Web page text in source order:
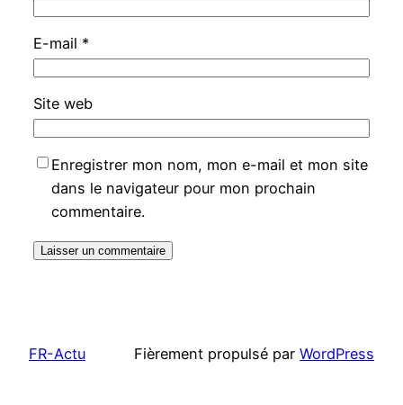
E-mail *
Site web
Enregistrer mon nom, mon e-mail et mon site
dans le navigateur pour mon prochain
commentaire.
FR-Actu Fièrement propulsé par WordPress